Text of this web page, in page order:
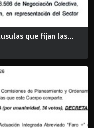
que fijan las...